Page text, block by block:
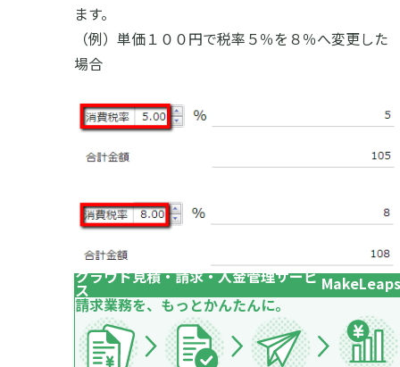
ます。
（例）単価１００円で税率５％を８％へ変更した
場合
クラウド見積・請求・入金管理サービ
ス
MakeLeaps
請求業務を、もっとかんたんに。